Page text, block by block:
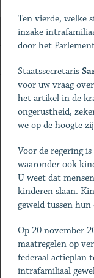
Ten vierde, welke
inzake
door het
Staatssecretaris
voor uw vraag
het artikel in de
ongerustheid,
we op de hoogte
Voor de regering
waaronder ook
U weet dat
kinderen slaan.
geweld tussen hun
Op 20 november
maatregelen op
federaal actieplan
intrafamiliaal